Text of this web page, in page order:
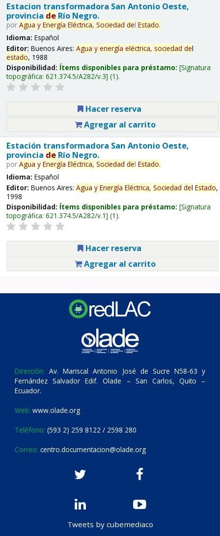
Estacion transformadora San Antonio Oeste,
provincia deRío Negro.
por Agua y Energía Eléctrica, Sociedad del Estado.
Idioma: Español
Editor: Buenos Aires: Agua y energía eléctrica, sociedad del
estado, 1988
Disponibilidad: Ítems disponibles para préstamo: Signatura
topográfica: 621.374.5/A282/v.3 (1).
Hacer reserva
Agregar al carrito
Estación transformadora San Antonio Oeste,
provincia deRío Negro.
por Agua y Energía Eléctrica, Sociedad del Estado.
Idioma: Español
Editor: Buenos Aires: Agua y Energía Eléctrica, Sociedad del Estado,
1998
Disponibilidad: Ítems disponibles para préstamo: Signatura
topográfica: 621.374.5/A282/v.1 (1).
Hacer reserva
Agregar al carrito
Dirección: Av. Mariscal Antonio José de Sucre N58-63 y
Fernández Salvador Edif. Olade – San Carlos, Quito –
Ecuador.
Web: www.olade.org
Teléfono: (593 2) 259 8122 / 2598 280
Correo: centro.documentacion@olade.org
Tweets by cubemediaco